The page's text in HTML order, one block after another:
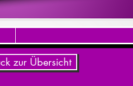
zur Übersicht